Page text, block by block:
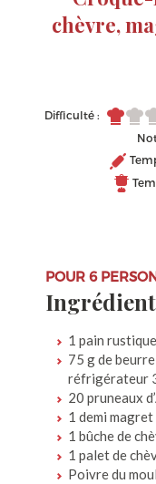
chèvre,
Difficulté :
POUR 6
1 pain rustique
75 g de
réfrigérateur
20 pruneaux
1 demi
1 bûche de
1 palet de
Poivre du